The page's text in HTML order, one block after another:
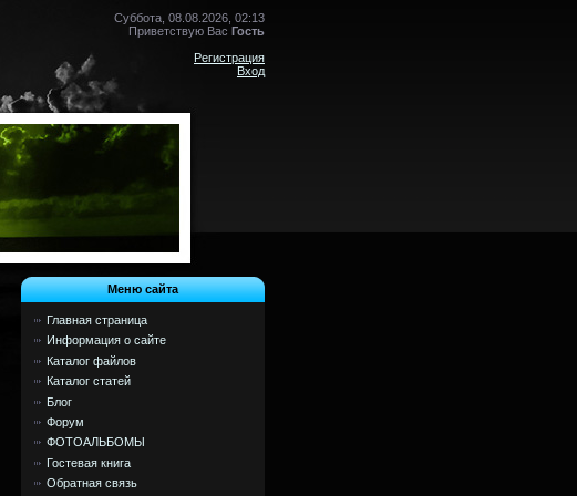
Суббота, 08.08.2026, 02:13
Приветствую Вас Гость
Регистрация
Вход
Меню сайта
Главная страница
Информация о сайте
Каталог файлов
Каталог статей
Блог
Форум
ФОТОАЛЬБОМЫ
Гостевая книга
Обратная связь